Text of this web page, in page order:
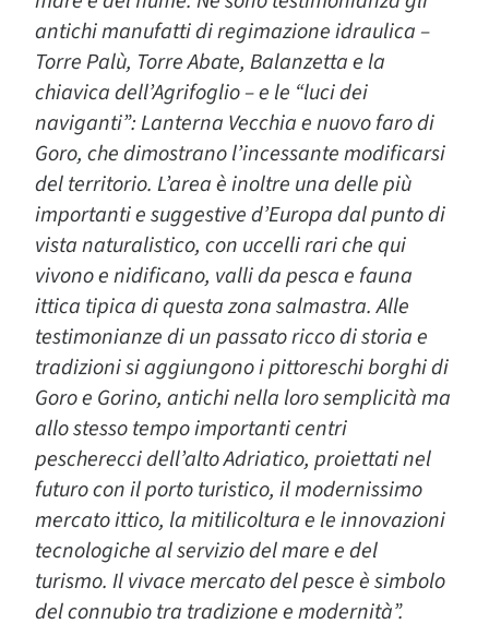
antichi manufatti di regimazione idraulica –
Torre Palù, Torre Abate, Balanzetta e la
chiavica dell’Agrifoglio – e le “luci dei
naviganti”: Lanterna Vecchia e nuovo faro di
Goro, che dimostrano l’incessante modificarsi
del territorio. L’area è inoltre una delle più
importanti e suggestive d’Europa dal punto di
vista naturalistico, con uccelli rari che qui
vivono e nidificano, valli da pesca e fauna
ittica tipica di questa zona salmastra. Alle
testimonianze di un passato ricco di storia e
tradizioni si aggiungono i pittoreschi borghi di
Goro e Gorino, antichi nella loro semplicità ma
allo stesso tempo importanti centri
pescherecci dell’alto Adriatico, proiettati nel
futuro con il porto turistico, il modernissimo
mercato ittico, la mitilicoltura e le innovazioni
tecnologiche al servizio del mare e del
turismo. Il vivace mercato del pesce è simbolo
del connubio tra tradizione e modernità”.